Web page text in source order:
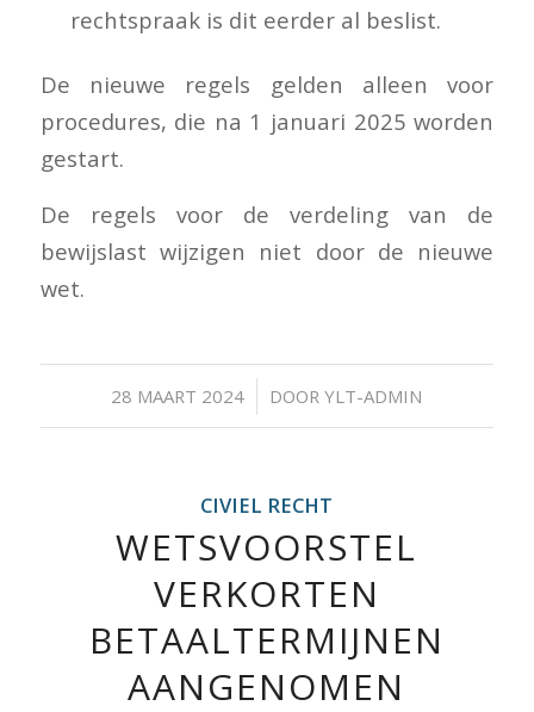
rechtspraak is dit eerder al beslist.
De nieuwe regels gelden alleen voor
procedures, die na 1 januari 2025 worden
gestart.
De regels voor de verdeling van de
bewijslast wijzigen niet door de nieuwe
wet.
28 MAART 2024
/ DOORYLT-ADMIN
CIVIEL RECHT
WETSVOORSTEL
VERKORTEN
BETAALTERMIJNEN
AANGENOMEN